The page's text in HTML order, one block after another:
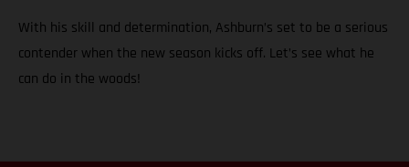
With his skill and determination, Ashburn’s set to be a serious
contender when the new season kicks off. Let’s see what he
can do in the woods!